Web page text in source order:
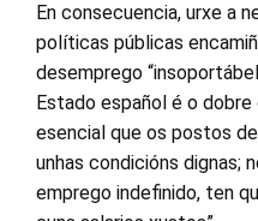
En consecuencia, urxe a
políticas públicas
desemprego
Estado español é o dobre
esencial que os postos
unhas condicións dignas;
emprego indefinido, ten